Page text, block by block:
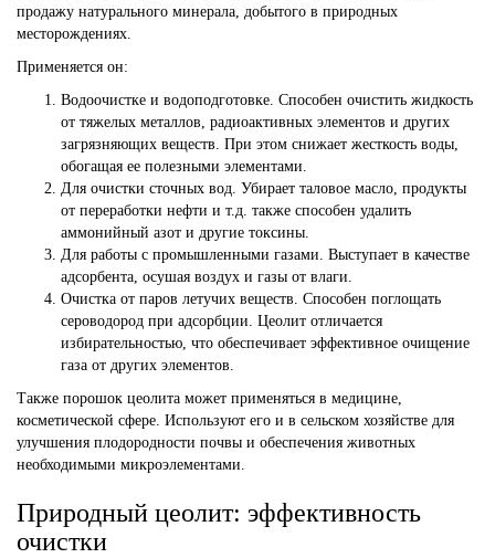
продажу натурального минерала, добытого в природных
месторождениях.
Применяется он:
Водоочистке и водоподготовке. Способен очистить жидкость
от тяжелых металлов, радиоактивных элементов и других
загрязняющих веществ. При этом снижает жесткость воды,
обогащая ее полезными элементами.
Для очистки сточных вод. Убирает таловое масло, продукты
от переработки нефти и т.д. также способен удалить
аммонийный азот и другие токсины.
Для работы с промышленными газами. Выступает в качестве
адсорбента, осушая воздух и газы от влаги.
Очистка от паров летучих веществ. Способен поглощать
сероводород при адсорбции. Цеолит отличается
избирательностью, что обеспечивает эффективное очищение
газа от других элементов.
Также порошок цеолита может применяться в медицине,
косметической сфере. Используют его и в сельском хозяйстве для
улучшения плодородности почвы и обеспечения животных
необходимыми микроэлементами.
Природный цеолит: эффективность
очистки